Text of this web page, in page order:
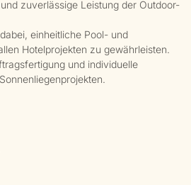
zuverlässige Leistung der Outdoor-
einheitliche Pool- und
Hotelprojekten zu gewährleisten.
und individuelle